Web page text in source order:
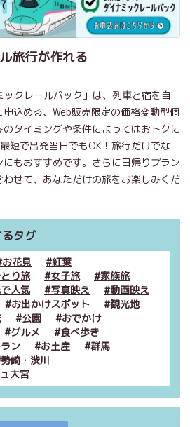
旅行が作れる
ックレールパック」は、列車と宿を自
込める、Web販売限定の価格変動型個
タイミングや条件によってはおトクに
短で出発当日でもOK！旅行だけでな
もおすすめです。さらに日帰りプラン
せて、あなただけの旅をお楽しみくだ
タグ
お花見
紅葉
り旅 女子旅
家族旅
人気 写真映え
動画映え
お出かけスポット
観光地
公園
おでかけ
グルメ
食べ歩き
ン お土産
群馬
崎・渋川
大宮